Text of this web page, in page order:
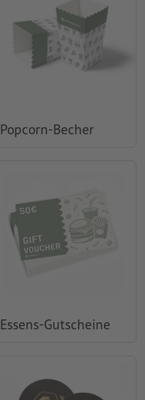
Popcorn-Becher
Essens-Gutscheine